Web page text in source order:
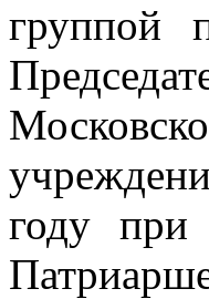
группой
году